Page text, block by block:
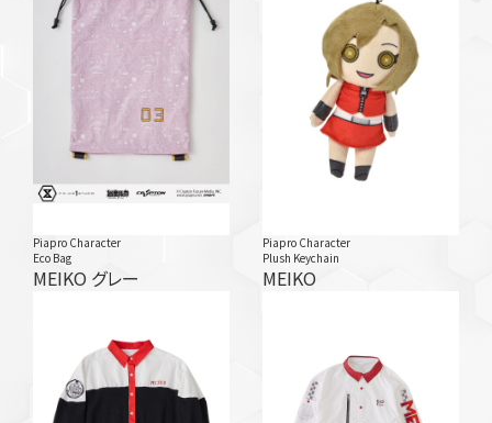
Piapro Character
Eco Bag
MEIKO グレー
Piapro Character
Plush Keychain
MEIKO